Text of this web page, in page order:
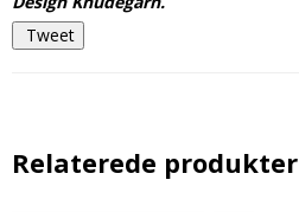
Tweet
Relaterede produkter